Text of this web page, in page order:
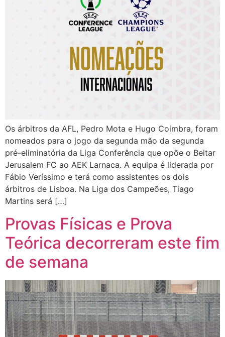
Os árbitros da AFL, Pedro Mota e Hugo Coimbra, foram
nomeados para o jogo da segunda mão da segunda
pré-eliminatória da Liga Conferência que opõe o Beitar
Jerusalem FC ao AEK Larnaca. A equipa é liderada por
Fábio Veríssimo e terá como assistentes os dois
árbitros de Lisboa. Na Liga dos Campeões, Tiago
Martins será […]
Provas Físicas e Prova
Teórica decorreram este fim
de semana